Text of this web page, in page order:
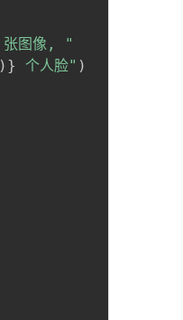
张图像, "
) } 个人脸" )